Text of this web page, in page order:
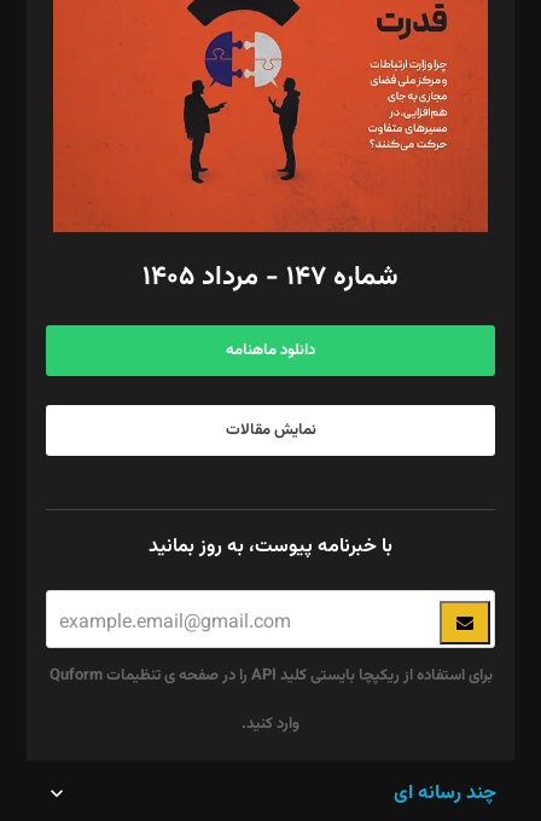
رستمی،مصطفی باستان
ویرایش: نگار استاد‌‌آقا
طراح یونیفرم: مجید توکلی
فیلمبرداری و عکاسی: امیر شفیعی، مانی لطفی زاده
گرافیک و صفحه‌آرایی: سید‌سبحان‌علی ثابت
مد‌یر توسعه تجاری: کامبیز برید‌
امور مالی: شاپور رهبری، محمد‌ کاظمی‌نیا
آگهی و مشترکین: ۰۹۱۹۹۹۹۰۴۵۴
شماره ۱۴۷ - مرداد ۱۴۰۵
دانلود ماهنامه
نمایش مقالات
با خبرنامه پیوست، به روز بمانید
برای استفاده از ریکپچا بایستی کلید API را در صفحه ی تنظیمات Quform
وارد کنید.
چند رسانه ای